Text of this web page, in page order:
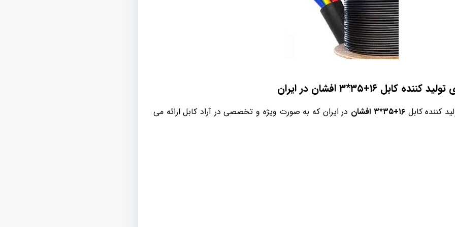
کابل ۱۶+۳۵*۳ افشان در ایران
کننده کابل۱۶+۳۵*۳ افشان در ایران که به صورت ویژه و تخصصی در آراد کابل ارائه می